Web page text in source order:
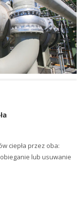
ciepła przez oba:
lub usuwanie